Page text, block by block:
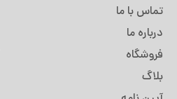
تماس با ما
درباره ما
فروشگاه
بلاگ